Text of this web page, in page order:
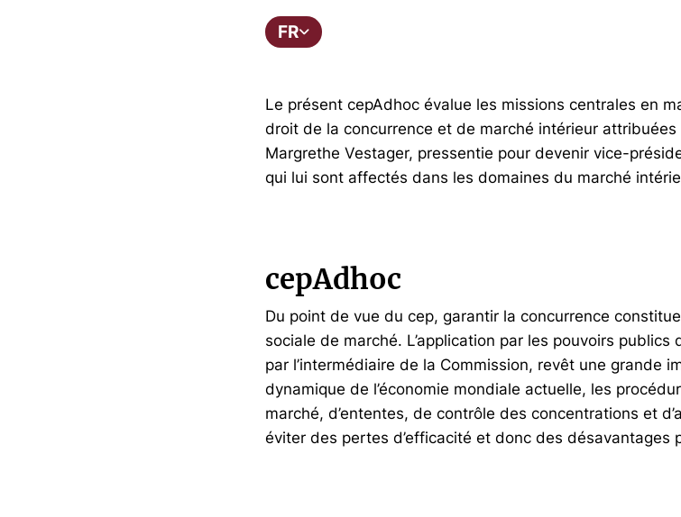
FR
Le présent cepAdhoc évalue les missions centrales en
droit de la concurrence et de marché intérieur
Margrethe Vestager, pressentie pour devenir vice-
qui lui sont affectés dans les domaines du marché
cepAdhoc
Du point de vue du cep, garantir la concurrence
sociale de marché. L’application par les pouvoirs
par l’intermédiaire de la­ Commission, revêt une grande
dynamique de l’économie mondiale actuelle, les
marché, d’ententes, de contrôle des concentrations et
éviter des pertes d’efficacité et donc des désavantages